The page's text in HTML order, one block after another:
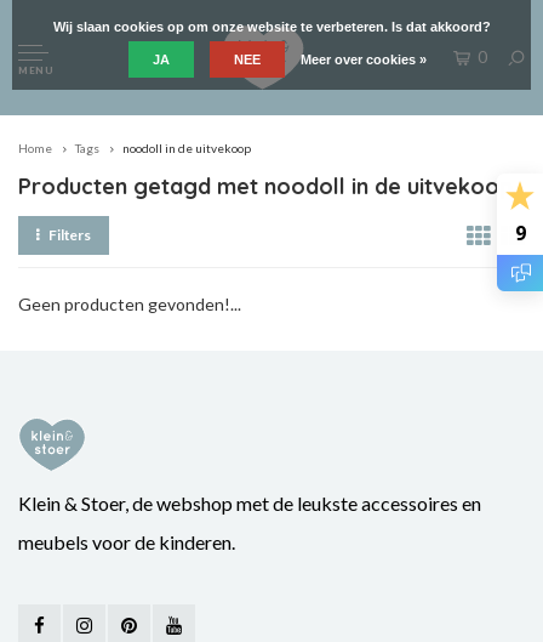
9
MENU
0
Home Tags noodoll in de uitvekoop
Producten getagd met noodoll in de uitvekoop
Filters
Geen producten gevonden!...
Klein & Stoer, de webshop met de leukste accessoires en
meubels voor de kinderen.
Wij slaan cookies op om onze website te verbeteren. Is dat akkoord?
JA NEE Meer over cookies »